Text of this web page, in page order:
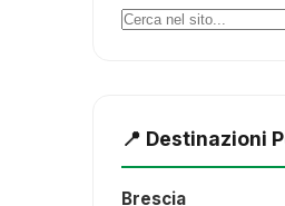
Cerca:
📍 Destinazioni
Brescia